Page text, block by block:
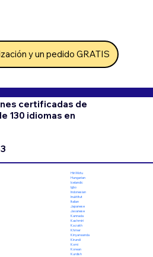
y un pedido GRATIS
certificadas de
130 idiomas en
Hiri Motu
Hungarian
Icelandic
Igbo
Indonesian
Inuktitut
Italian
Japanese
Javanese
Kannada
Kashmiri
Kazakh
Khmer
Kinyarwanda
Kirundi
Komi
Korean
Kurdish